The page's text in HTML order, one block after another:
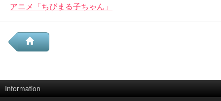
アニメ「ちびまる子ちゃん」
Information